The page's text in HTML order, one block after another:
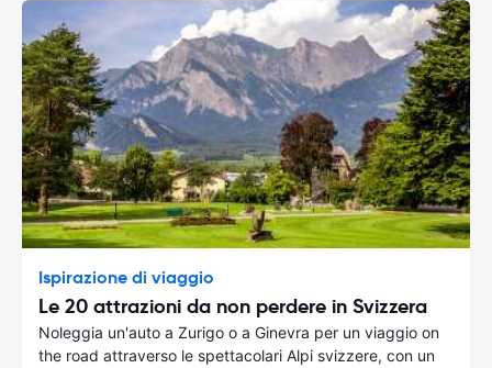
Ispirazione di viaggio
Le 20 attrazioni da non perdere in Svizzera
Noleggia un'auto a Zurigo o a Ginevra per un viaggio on
the road attraverso le spettacolari Alpi svizzere, con un